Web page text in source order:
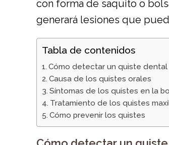
con forma de saquito o
generará lesiones que
Tabla de contenidos
Cómo detectar un quiste dental
Causa de los quistes orales
Síntomas de los quistes en la
Tratamiento de los quistes
Cómo prevenir los quistes